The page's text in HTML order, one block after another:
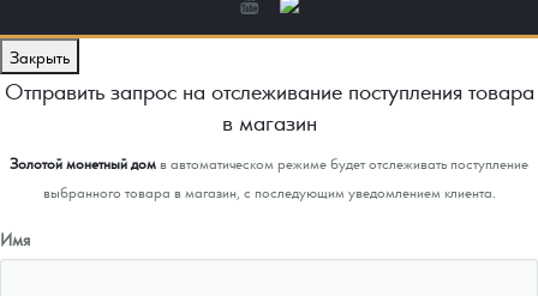
Закрыть
Отправить запрос на отслеживание поступления товара
в магазин
Золотой монетный домв автоматическом режиме будет отслеживать поступление
выбранного товара в магазин, с последующим уведомлением клиента.
Имя